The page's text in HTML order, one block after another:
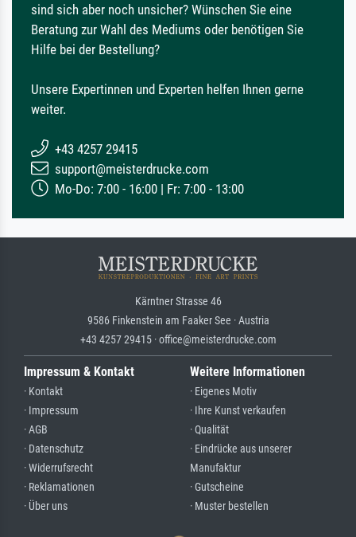
sind sich aber noch unsicher? Wünschen Sie eine
Beratung zur Wahl des Mediums oder benötigen Sie
Hilfe bei der Bestellung?
Unsere Expertinnen und Experten helfen Ihnen gerne
weiter.
+43 4257 29415
support@meisterdrucke.com
Mo-Do: 7:00 - 16:00 | Fr: 7:00 - 13:00
Kärntner Strasse 46
9586 Finkenstein am Faaker See · Austria
+43 4257 29415 · office@meisterdrucke.com
Impressum & Kontakt
· Kontakt
· Impressum
· AGB
· Datenschutz
· Widerrufsrecht
· Reklamationen
· Über uns
Weitere Informationen
· Eigenes Motiv
· Ihre Kunst verkaufen
· Qualität
· Eindrücke aus unserer
Manufaktur
· Gutscheine
· Muster bestellen